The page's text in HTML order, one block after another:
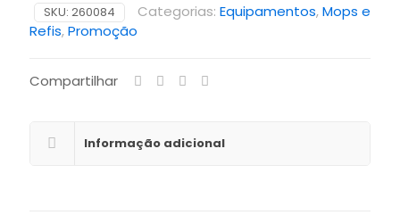
SKU: 260084 Categorias: Equipamentos,Mops e
Refis,Promoção
Compartilhar
Informação adicional